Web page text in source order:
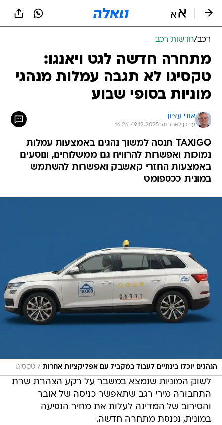
רכב/חדשות רכב
מתחרה חדשה לגט ויאנגו:
טקסיגו לא תגבה עמלות מנהגי
מוניות בסופי שבוע
אודי עציון
עודכן לאחרונה: 9.12.2025 / 16:26
TAXIGO תנסה למשוך נהגים באמצעות עמלות
נמוכות ואפשרות להרוויח גם ממשלוחים, ונוסעים
באמצעות החזרי קאשבק ואפשרות להשתמש
במונית ככספומט
הנהגים יוכלו בינתיים לעבוד במקביל עם אפליקציות אחרות / טקסיגו
לשוק המוניות שנמצא במשבר על רקע הצהרת שרת
התחבורה מירי רגב שתאפשר כניסה של אובר
והסירוב של המדינה לעלות את מחיר הנסיעה
במונית, נכנסת מתחרה חדשה.